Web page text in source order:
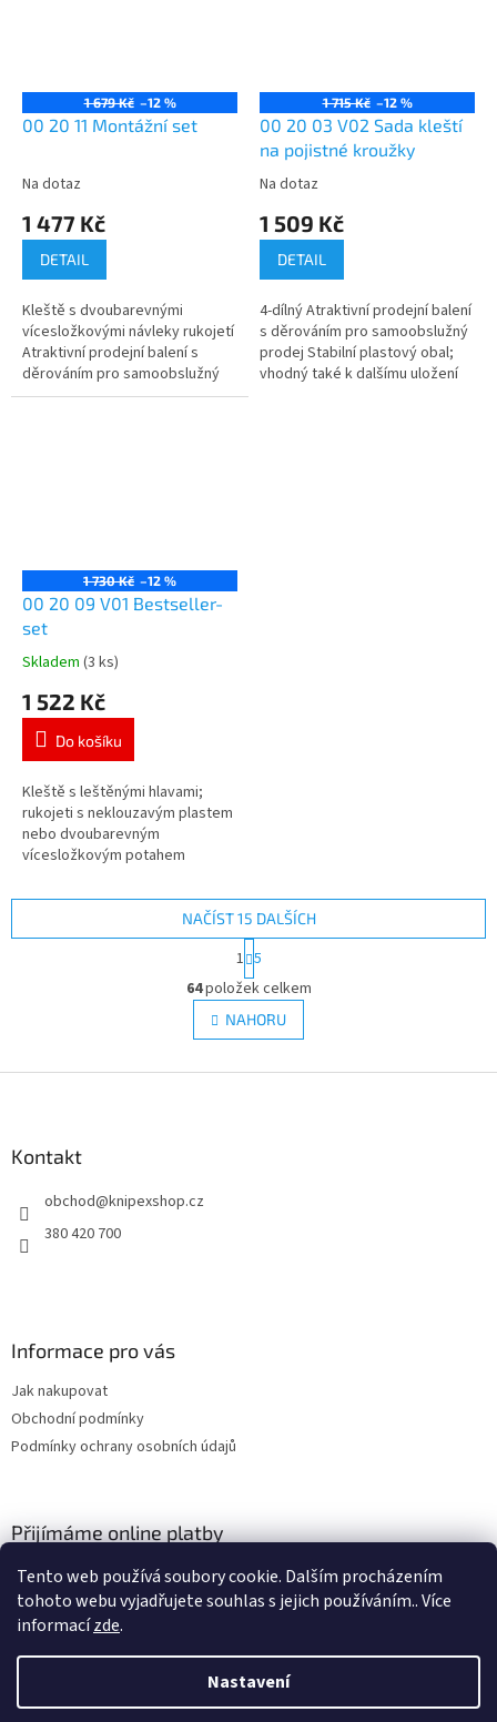
Tento web používá soubory cookie. Dalším procházením
tohoto webu vyjadřujete souhlas s jejich používáním.. Více
informacízde.
Nastavení
1 679 Kč –12 %
00 20 11 Montážní set
Na dotaz
1 477 Kč
DETAIL
Kleště s dvoubarevnými
vícesložkovými návleky rukojetí
Atraktivní prodejní balení s
děrováním pro samoobslužný
prodej Nářadí v plastovém
1 715 Kč –12 %
00 20 03 V02 Sada kleští
na pojistné kroužky
Na dotaz
1 509 Kč
DETAIL
4-dílný Atraktivní prodejní balení
s děrováním pro samoobslužný
prodej Stabilní plastový obal;
vhodný také k dalšímu uložení
1 730 Kč –12 %
00 20 09 V01 Bestseller-
set
Skladem (3 ks)
1 522 Kč
Do košíku
Kleště s leštěnými hlavami;
rukojeti s neklouzavým plastem
nebo dvoubarevným
vícesložkovým potahem
děrováním pro samoobslužný
O
v
l
á
NAČÍST 15 DALŠÍCH
S
t
r
á
n
k
v
1 5
64položek celkem
NAHORU
Kontakt
obchod@knipexshop.cz
380 420 700
Informace pro vás
Jak nakupovat
Obchodní podmínky
Podmínky ochrany osobních údajů
Přijímáme online platby
Vytvořil Shoptet